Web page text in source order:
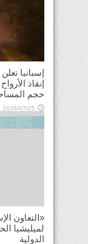
إسبانيا
إنقاذ
حجم
2026/07/25
«التعاون
لميليشيا
الدولية